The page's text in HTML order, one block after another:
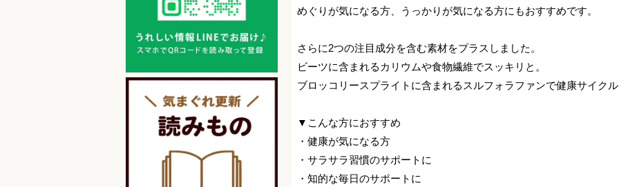
めぐりが気になる方、うっかりが気になる方にもおすすめです。
さらに2つの注目成分を含む素材をプラスしました。
ビーツに含まれるカリウムや食物繊維でスッキリと。
ブロッコリースプライトに含まれるスルフォラファンで健康サイク
▼こんな方におすすめ
・健康が気になる方
・サラサラ習慣のサポートに
・知的な毎日のサポートに